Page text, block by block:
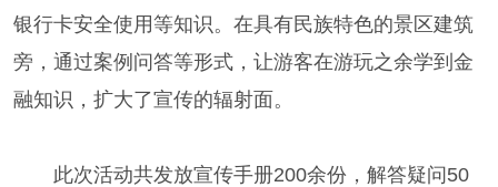
银行卡安全使用等知识。在具有民族特色的景区建筑
旁，通过案例问答等形式，让游客在游玩之余学到金
融知识，扩大了宣传的辐射面。
此次活动共发放宣传手册200余份，解答疑问50